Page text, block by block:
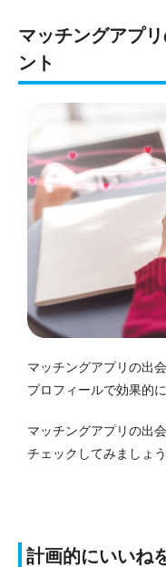
マッチングアプ
ント
マッチングアプリの出
プロフィールで効果的
マッチングアプリの出
チェックしてみましょう
計画的にいいね